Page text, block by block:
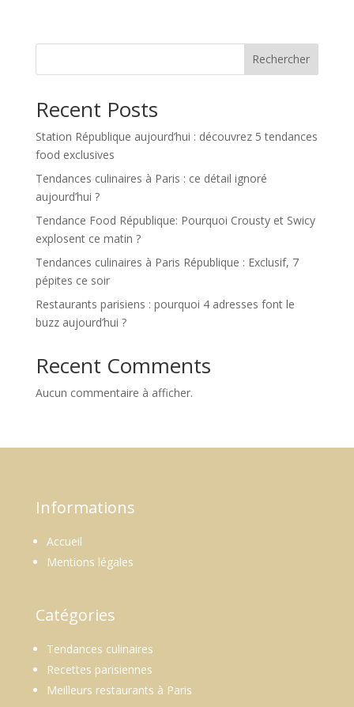
Rechercher
Recent Posts
Station République aujourd’hui : découvrez 5 tendances
food exclusives
Tendances culinaires à Paris : ce détail ignoré
aujourd’hui ?
Tendance Food République: Pourquoi Crousty et Swicy
explosent ce matin ?
Tendances culinaires à Paris République : Exclusif, 7
pépites ce soir
Restaurants parisiens : pourquoi 4 adresses font le
buzz aujourd’hui ?
Recent Comments
Aucun commentaire à afficher.
Informations
Accueil
Mentions légales
Catégories
Tendances culinaires
Recettes parisiennes
Meilleurs restaurants à Paris